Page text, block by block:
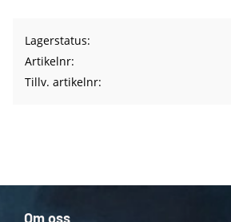
Lagerstatus
Artikelnr
Tillv. artikelnr
Om oss